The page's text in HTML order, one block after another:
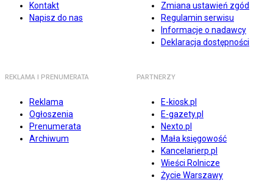
Kontakt
Napisz do nas
Zmiana ustawień zgód
Regulamin serwisu
Informacje o nadawcy
Deklaracja dostępności
REKLAMA I PRENUMERATA
Reklama
Ogłoszenia
Prenumerata
Archiwum
PARTNERZY
E-kiosk.pl
E-gazety.pl
Nexto.pl
Mała księgowość
Kancelarierp.pl
Wieści Rolnicze
Życie Warszawy